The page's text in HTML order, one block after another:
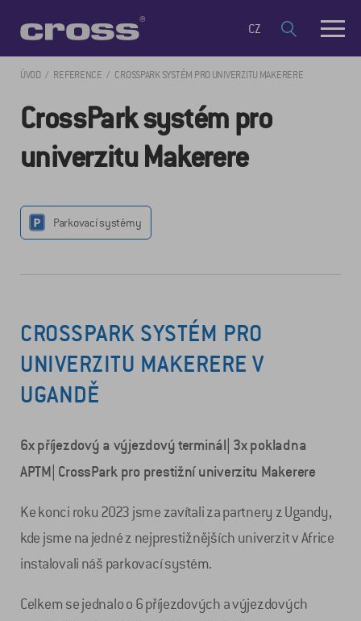
CZ
ÚVOD REFERENCE CROSSPARK SYSTÉM PRO UNIVERZITU MAKERERE
CrossPark systém pro
univerzitu Makerere
Parkovací systémy
CROSSPARK SYSTÉM PRO
UNIVERZITU MAKERERE V
UGANDĚ
6x příjezdový a výjezdový terminál| 3x pokladna
APTM| CrossPark pro prestižní univerzitu Makerere
Ke konci roku 2023 jsme zavítali za partnery z Ugandy,
kde jsme na jedné z nejprestižnějších univerzit v Africe
instalovali náš parkovací systém.
Celkem se jednalo o 6 příjezdových a výjezdových